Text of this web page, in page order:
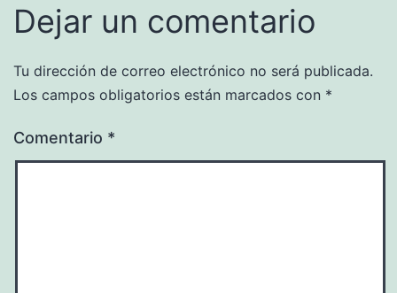
Dejar un comentario
Tu dirección de correo electrónico no será publicada.
Los campos obligatorios están marcados con *
Comentario *